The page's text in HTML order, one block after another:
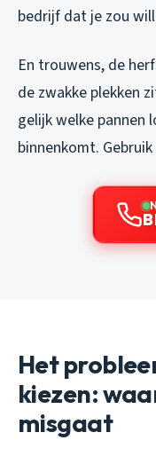
bedrijf dat je zou
En trouwens, de
de zwakke plekken
gelijk welke pannen
binnenkomt.
Het
kiezen:
misgaat